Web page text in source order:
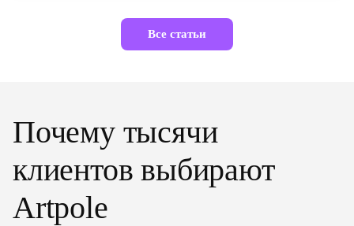
Все статьи
Почему тысячи
клиентов выбирают
Artpole